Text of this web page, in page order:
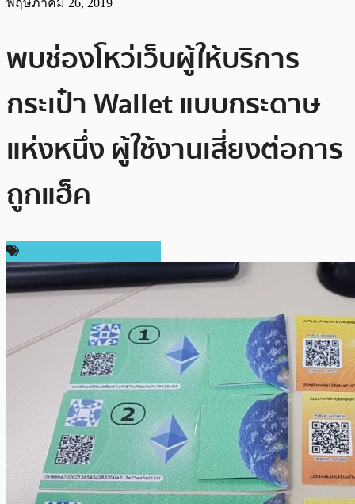
พบช่องโหว่เว็บผู้ให้บริการ
กระเป๋า Wallet แบบกระดาษ
แห่งหนึ่ง ผู้ใช้งานเสี่ยงต่อการ
ถูกแฮ็ค